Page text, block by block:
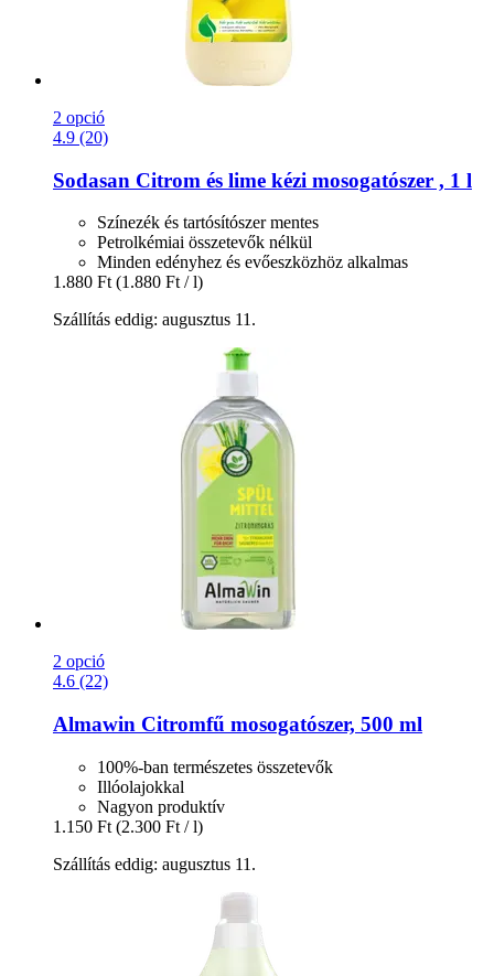
2 opció
4.9 (20)
Sodasan Citrom és lime kézi mosogatószer , 1 l
Színezék és tartósítószer mentes
Petrolkémiai összetevők nélkül
Minden edényhez és evőeszközhöz alkalmas
1.880 Ft (1.880 Ft / l)
Szállítás eddig: augusztus 11.
2 opció
4.6 (22)
Almawin Citromfű mosogatószer, 500 ml
100%-ban természetes összetevők
Illóolajokkal
Nagyon produktív
1.150 Ft (2.300 Ft / l)
Szállítás eddig: augusztus 11.